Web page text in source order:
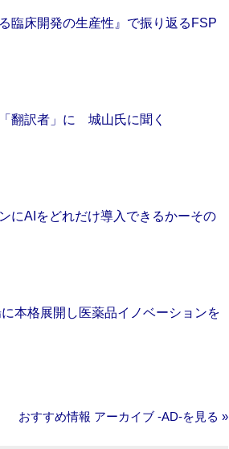
臨床開発の生産性』で振り返るFSP
翻訳者」に 城山氏に聞く
にAIをどれだけ導入できるかーその
本格展開し医薬品イノベーションを
おすすめ情報 アーカイブ ‐AD‐を見る »